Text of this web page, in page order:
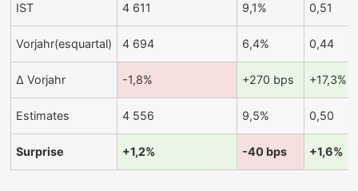
IST 4 611 9,1% 0,51
Vorjahr(esquartal) 4 694 6,4% 0,44
Δ Vorjahr -1,8% +270 bps +17,3%
Estimates 4 556 9,5% 0,50
Surprise +1,2% -40 bps +1,6%